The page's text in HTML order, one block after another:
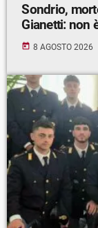
Sondrio,
Gianetti: non
today 8 AGOSTO 2026